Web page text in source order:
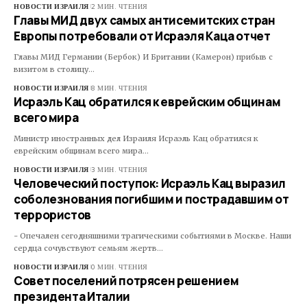
НОВОСТИ ИЗРАИЛЯ 2 МИН. ЧТЕНИЯ
Главы МИД двух самых антисемитских стран
Европы потребовали от Исраэля Каца отчет
Главы МИД Германии (Бербок) И Британии (Камерон) прибыв с
визитом в столицу…
НОВОСТИ ИЗРАИЛЯ 8 МИН. ЧТЕНИЯ
Исраэль Кац обратился к еврейским общинам
всего мира
Министр иностранных дел Израиля Исраэль Кац обратился к
еврейским общинам всего мира…
НОВОСТИ ИЗРАИЛЯ 3 МИН. ЧТЕНИЯ
Человеческий поступок: Исраэль Кац выразил
соболезнования погибшим и пострадавшим от
террористов
- Опечален сегодняшними трагическими событиями в Москве. Наши
сердца сочувствуют семьям жертв…
НОВОСТИ ИЗРАИЛЯ 0 МИН. ЧТЕНИЯ
Совет поселений потрясен решением
президента Италии